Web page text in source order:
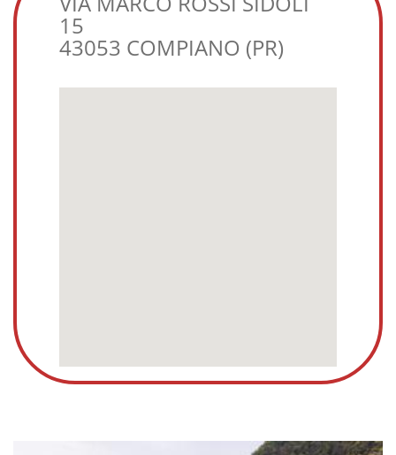
15
43053 COMPIANO (PR)